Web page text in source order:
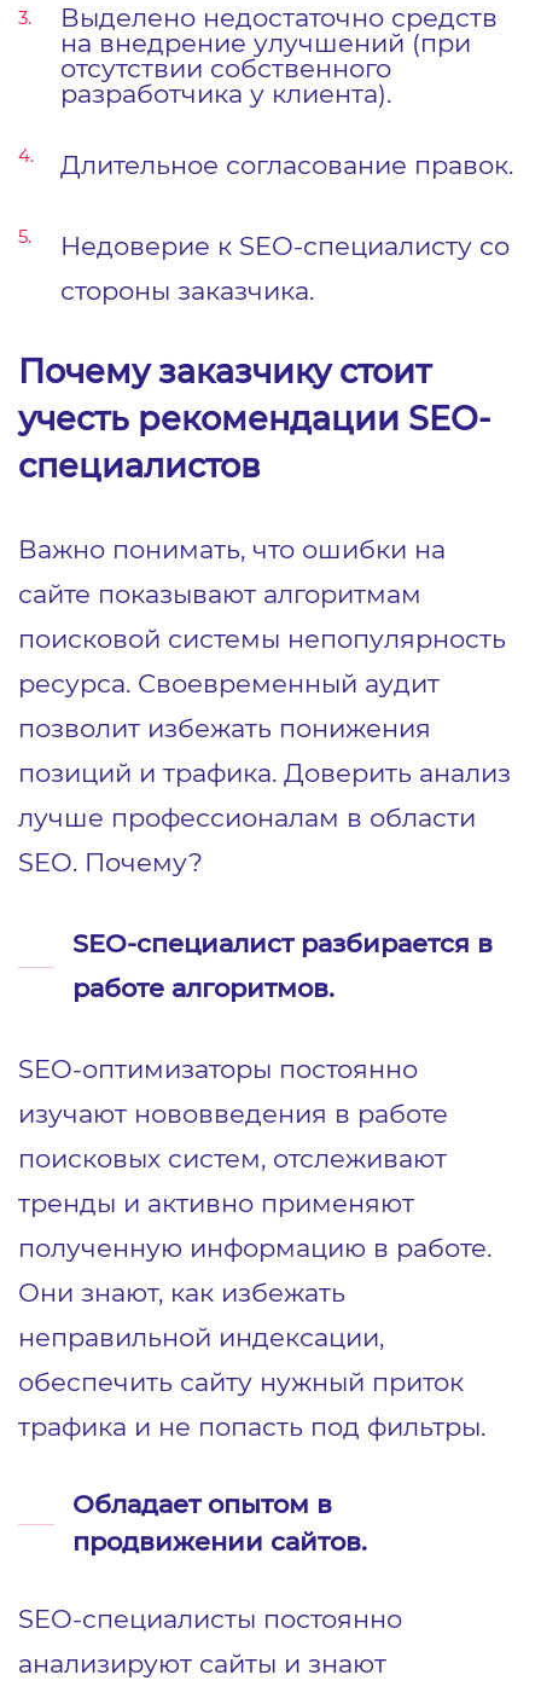
Выделено недостаточно средств
на внедрение улучшений (при
отсутствии собственного
разработчика у клиента).
Длительное согласование правок.
Недоверие к SEO-специалисту со
стороны заказчика.
Почему заказчику стоит
учесть рекомендации SEO-
специалистов
Важно понимать, что ошибки на
сайте показывают алгоритмам
поисковой системы непопулярность
ресурса. Своевременный аудит
позволит избежать понижения
позиций и трафика. Доверить анализ
лучше профессионалам в области
SEO. Почему?
SEO-специалист разбирается в
работе алгоритмов.
SEO-оптимизаторы постоянно
изучают нововведения в работе
поисковых систем, отслеживают
тренды и активно применяют
полученную информацию в работе.
Они знают, как избежать
неправильной индексации,
обеспечить сайту нужный приток
трафика и не попасть под фильтры.
Обладает опытом в
продвижении сайтов.
SEO-специалисты постоянно
анализируют сайты и знают